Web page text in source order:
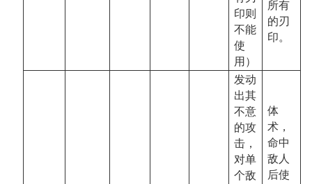
印则
不能
使
用）
所有
的刃
印。
发动
出其
不意
的攻
击，
对单
个敌
体
术，
命中
敌人
后使